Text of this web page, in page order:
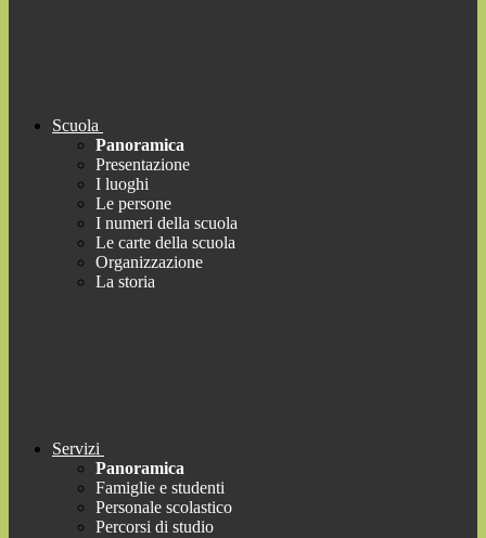
Scuola
Panoramica
Presentazione
I luoghi
Le persone
I numeri della scuola
Le carte della scuola
Organizzazione
La storia
Servizi
Panoramica
Famiglie e studenti
Personale scolastico
Percorsi di studio